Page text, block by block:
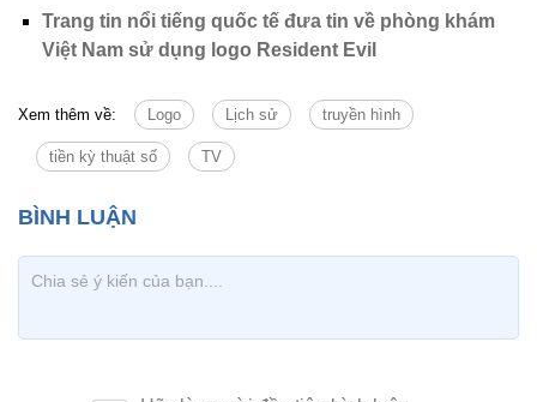
Trang tin nổi tiếng quốc tế đưa tin về phòng khám
Việt Nam sử dụng logo Resident Evil
Xem thêm về: Logo Lịch sử truyền hình
tiền kỳ thuật số TV